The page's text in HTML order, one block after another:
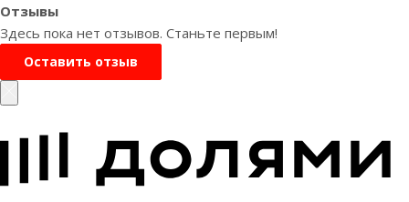
Отзывы
Здесь пока нет отзывов. Станьте первым!
Оставить отзыв